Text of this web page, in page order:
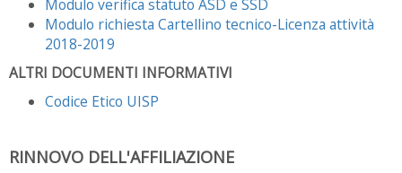
Modulo verifica statuto ASD e SSD
Modulo richiesta Cartellino tecnico-Licenza attività
2018-2019
ALTRI DOCUMENTI INFORMATIVI
Codice Etico UISP
RINNOVO DELL'AFFILIAZIONE